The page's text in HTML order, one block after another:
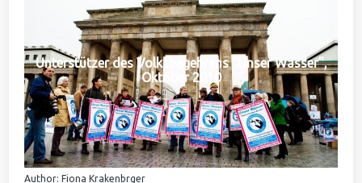
Unterstützer des Volksbegehrens "Unser Wasser",
Oktober 2010
Author: Fiona Krakenbrger